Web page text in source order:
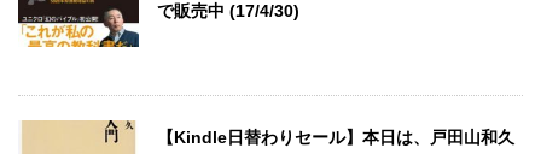
で販売中 (17/4/30)
【Kindle日替わりセール】本日は、戸田山和久